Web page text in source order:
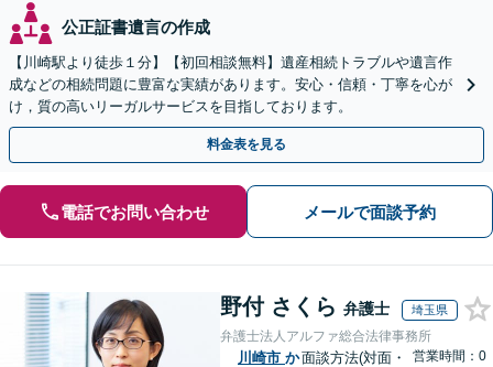
公正証書遺言の作成
【川崎駅より徒歩１分】【初回相談無料】遺産相続トラブルや遺言作
成などの相続問題に豊富な実績があります。安心・信頼・丁寧を心が
け，質の高いリーガルサービスを目指しております。
料金表を見る
電話でお問い合わせ メールで面談予約
野付 さくら 弁護士 埼玉県
弁護士法人アルファ総合法律事務所
川崎市 か面談方法(対面・
営業時間：0